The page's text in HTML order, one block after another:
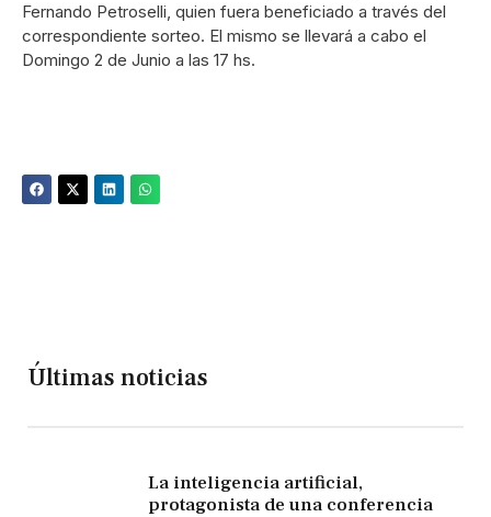
Fernando Petroselli, quien fuera beneficiado a través del
correspondiente sorteo. El mismo se llevará a cabo el
Domingo 2 de Junio a las 17 hs.
Últimas noticias
La inteligencia artificial,
protagonista de una conferencia